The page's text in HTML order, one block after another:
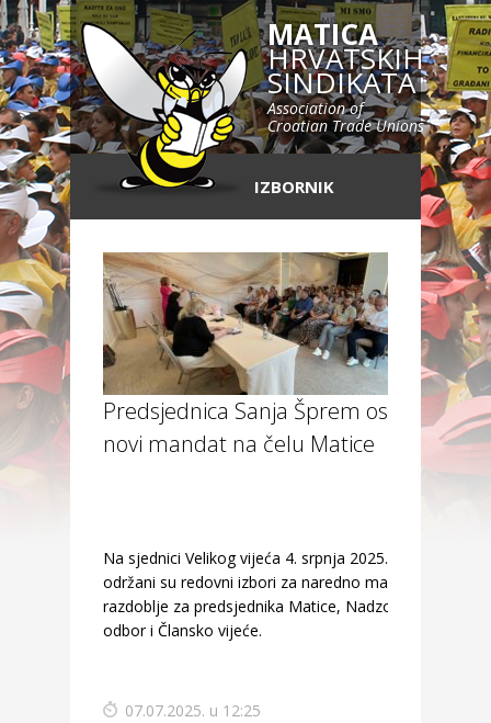
MATICA
HRVATSKIH
SINDIKATA
Association of
Croatian Trade Unions
IZBORNIK
Predsjednica Sanja Šprem osvojila
novi mandat na čelu Matice
Na sjednici Velikog vijeća 4. srpnja 2025.
održani su redovni izbori za naredno mandatno
razdoblje za predsjednika Matice, Nadzorni
odbor i Člansko vijeće.
07.07.2025. u 12:25